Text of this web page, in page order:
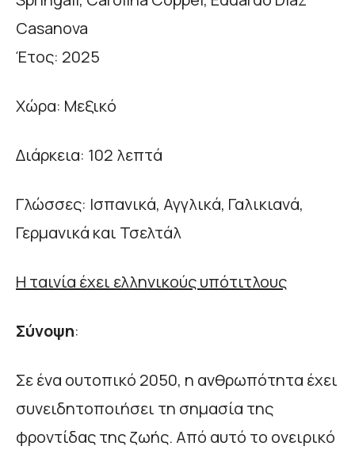
Casanova
Έτος: 2025
Χώρα: Μεξικό
Διάρκεια: 102 λεπτά
Γλώσσες: Ισπανικά, Αγγλικά, Γαλικιανά,
Γερμανικά και Τσελτάλ
Η ταινία έχει ελληνικούς υπότιτλους
Σύνοψη:
Σε ένα ουτοπικό 2050, η ανθρωπότητα έχει
συνειδητοποιήσει τη σημασία της
φροντίδας της ζωής. Από αυτό το ονειρικό